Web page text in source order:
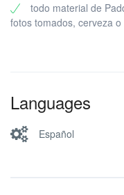
todo material de
fotos tomados, cerveza o
Languages
Español